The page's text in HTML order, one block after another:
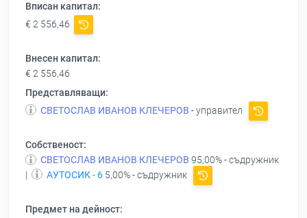
Вписан капитал:
€ 2 556,46
Внесен капитал:
€ 2 556,46
Представляващи:
СВЕТОСЛАВ ИВАНОВ КЛЕЧЕРОВ - управител
Собственост:
СВЕТОСЛАВ ИВАНОВ КЛЕЧЕРОВ 95,00% - съдружник
|
АУТОСИК - 6 5,00% - съдружник
Предмет на дейност: